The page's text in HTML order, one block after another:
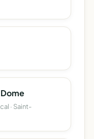
· Saint-